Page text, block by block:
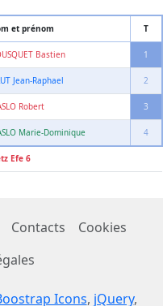
et prénom T
Bastien 1
Jean-Raphael 2
Robert 3
Marie-Dominique 4
Efe 6
Contacts
Cookies
Icons, jQuery,